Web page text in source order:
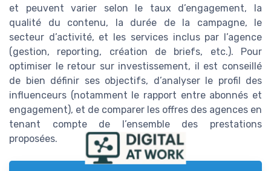
et peuvent varier selon le taux d’engagement, la
qualité du contenu, la durée de la campagne, le
secteur d’activité, et les services inclus par l’agence
(gestion, reporting, création de briefs, etc.). Pour
optimiser le retour sur investissement, il est conseillé
de bien définir ses objectifs, d’analyser le profil des
influenceurs (notamment le rapport entre abonnés et
engagement), et de comparer les offres des agences en
tenant compte de l’ensemble des prestations
proposées.